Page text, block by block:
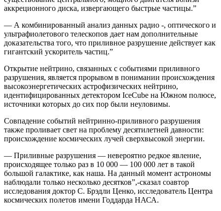
аккреционного диска, извергающего быстрые частицы.”
— А комбинированный анализ данных радио -, оптического и
ультрафиолетового телескопов дает нам дополнительные
доказательства того, что приливное разрушение действует как
гигантский ускоритель частиц.”
Открытие нейтрино, связанных с событиями приливного
разрушения, является прорывом в понимании происхождения
высокоэнергетических астрофизических нейтрино,
идентифицированных детектором IceCube на Южном полюсе,
источники которых до сих пор были неуловимы.
Совпадение событий нейтринно-приливного разрушения
также проливает свет на проблему десятилетней давности:
происхождение космических лучей сверхвысокой энергии.
— Приливные разрушения — невероятно редкое явление,
происходящее только раз в 10 000 — 100 000 лет в такой
большой галактике, как наша. На данный момент астрономы
наблюдали только несколько десятков”,-сказал соавтор
исследования доктор С. Брэдли Ценко, исследователь Центра
космических полетов имени Годдарда НАСА.